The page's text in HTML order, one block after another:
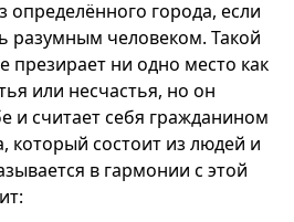
города, если
разумным человеком. Такой
презирает ни одно место как
или несчастья, но он
и считает себя гражданином
который состоит из людей и
в гармонии с этой